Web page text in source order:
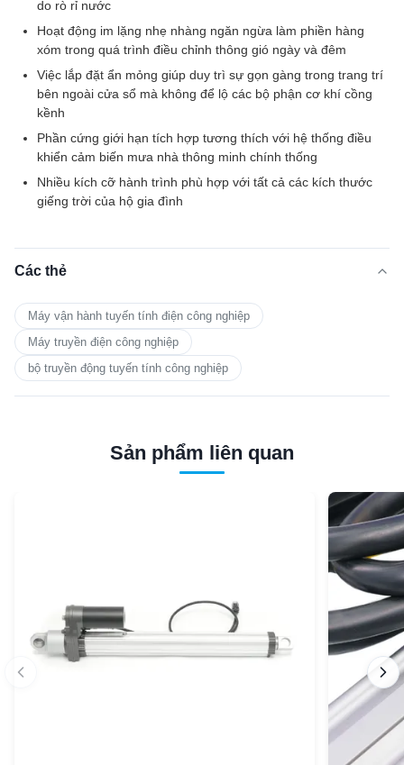
do rò rỉ nước
Hoạt động im lặng nhẹ nhàng ngăn ngừa làm phiền hàng
xóm trong quá trình điều chỉnh thông gió ngày và đêm
Việc lắp đặt ẩn mỏng giúp duy trì sự gọn gàng trong trang trí
bên ngoài cửa sổ mà không để lộ các bộ phận cơ khí cồng
kềnh
Phần cứng giới hạn tích hợp tương thích với hệ thống điều
khiển cảm biến mưa nhà thông minh chính thống
Nhiều kích cỡ hành trình phù hợp với tất cả các kích thước
giếng trời của hộ gia đình
Các thẻ
Máy vận hành tuyến tính điện công nghiệp
Máy truyền điện công nghiệp
bộ truyền động tuyến tính công nghiệp
Sản phẩm liên quan